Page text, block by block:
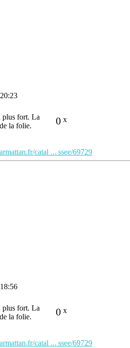
0 x
plus fort. La
la folie.
catal ... ssee/69729
0 x
plus fort. La
la folie.
catal ... ssee/69729